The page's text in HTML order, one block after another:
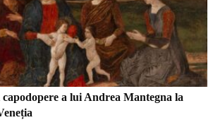
capodopere a lui Andrea Mantegna la